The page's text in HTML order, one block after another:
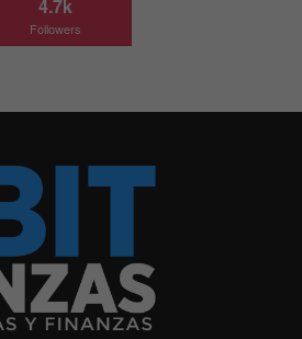
4.7k
Followers